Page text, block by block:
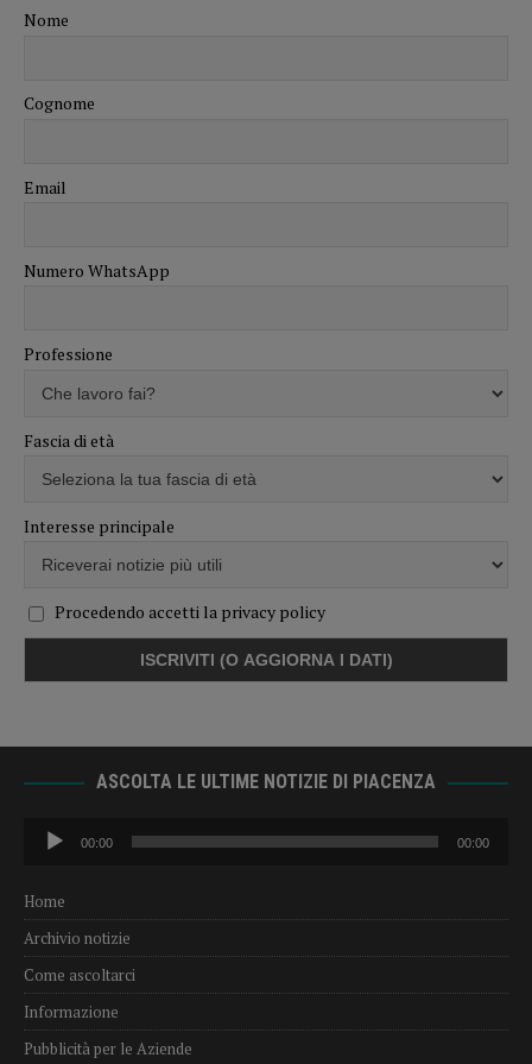
Nome
Cognome
Email
Numero WhatsApp
Professione
Fascia di età
Interesse principale
Procedendo accetti la privacy policy
ASCOLTA LE ULTIME NOTIZIE DI PIACENZA
Audio
Player
00:00 00:00
Home
Archivio notizie
Come ascoltarci
Informazione
Pubblicità per le Aziende